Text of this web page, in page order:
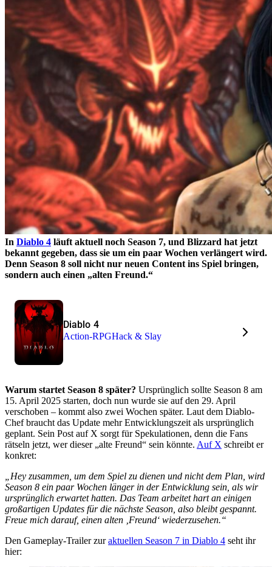
In Diablo 4 läuft aktuell noch Season 7, und Blizzard hat jetzt
bekannt gegeben, dass sie um ein paar Wochen verlängert wird.
Denn Season 8 soll nicht nur neuen Content ins Spiel bringen,
sondern auch einen „alten Freund.“
Diablo 4
Action-RPGHack & Slay
Warum startet Season 8 später? Ursprünglich sollte Season 8 am
15. April 2025 starten, doch nun wurde sie auf den 29. April
verschoben – kommt also zwei Wochen später. Laut dem Diablo-
Chef braucht das Update mehr Entwicklungszeit als ursprünglich
geplant. Sein Post auf X sorgt für Spekulationen, denn die Fans
rätseln jetzt, wer dieser „alte Freund“ sein könnte. Auf X schreibt er
konkret:
„Hey zusammen, um dem Spiel zu dienen und nicht dem Plan, wird
Season 8 ein paar Wochen länger in der Entwicklung sein, als wir
ursprünglich erwartet hatten. Das Team arbeitet hart an einigen
großartigen Updates für die nächste Season, also bleibt gespannt.
Freue mich darauf, einen alten ‚Freund‘ wiederzusehen.“
Den Gameplay-Trailer zuraktuellen Season 7 in Diablo 4 seht ihr
hier: